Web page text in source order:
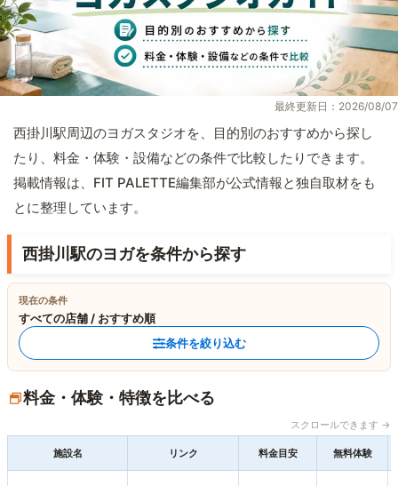
最終更新日：2026/08/07
西掛川駅周辺のヨガスタジオを、目的別のおすすめから探し
たり、料金・体験・設備などの条件で比較したりできます。
掲載情報は、FIT PALETTE編集部が公式情報と独自取材をも
とに整理しています。
西掛川駅のヨガを条件から探す
現在の条件
すべての店舗 / おすすめ順
条件を絞り込む
料金・体験・特徴を比べる
スクロールできます →
施設名 リンク 料金目安 無料体験